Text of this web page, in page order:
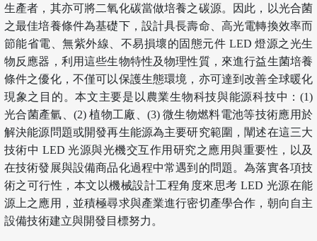
生產者，其亦可將二氧化碳當做培養之碳源。因此，以光合菌
之最佳培養條件為基礎下，設計具長壽命、高光電轉換效率而
節能省電、無紫外線、不易損壞的固態元件 LED 燈源之光生
物反應器，利用這些生物特性及物理性質，來進行益生菌培養
條件之優化，不僅可以保護生態環境，亦可達到改善全球暖化
現象之目的。本文主要是以農業生物科技與能源科技中：(1)
光合菌產氫、(2) 植物工廠、(3) 微生物燃料電池等技術應用於
解決能源問題或開發再生能源為主要研究範圍，闡述在這三大
技術中 LED 光源與光機交互作用研究之應用與重要性，以及
在技術發展與設備商品化過程中常遇到的問題。為落實各項技
術之可行性，本文以機械設計工程角度來思考 LED 光源在能
源上之應用，並積極尋求與產業進行密切產學合作，朝向自主
設備技術建立與開發目標努力。